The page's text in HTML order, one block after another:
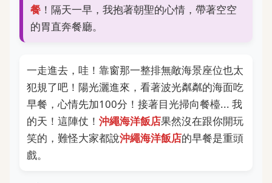
餐 ！隔天一早，我抱著朝聖的心情，帶著空空
的胃直奔餐廳。
一走進去，哇！靠窗那一整排無敵海景座位也太
犯規了吧！陽光灑進來，看著波光粼粼的海面吃
早餐，心情先加100分！接著目光掃向餐檯... 我
的天！這陣仗！ 沖繩海洋飯店果然沒在跟你開玩
笑的，難怪大家都說沖繩海洋飯店的早餐是重頭
戲。